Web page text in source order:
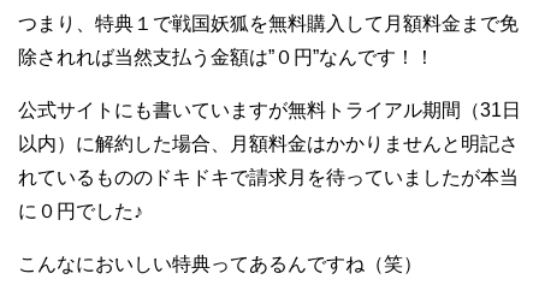
つまり、特典１で戦国妖狐を無料購入して月額料金まで免
除されれば当然支払う金額は”０円”なんです！！
公式サイトにも書いていますが無料トライアル期間（31日
以内）に解約した場合、月額料金はかかりませんと明記さ
れているもののドキドキで請求月を待っていましたが本当
に０円でした♪
こんなにおいしい特典ってあるんですね（笑）